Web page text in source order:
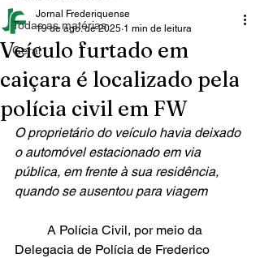
Todas as matérias
Geral
Veículo furtado em
caiçara é localizado pela
polícia civil em FW
Jornal Frederiquense
19 de ago. de 2025 1 min de leitura
O proprietário do veículo havia deixado
o automóvel estacionado em via
pública, em frente à sua residência,
quando se ausentou para viagem
Delegacia de Polícia de Frederico